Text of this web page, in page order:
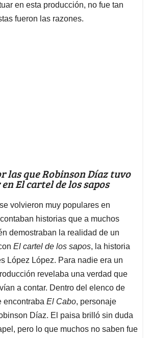
en esta producción, no fue tan
fueron las razones.
las que Robinson Díaz tuvo
El cartel de los sapos
volvieron muy populares en
historias que a muchos
demostraban la realidad de un
El cartel de los sapos, la historia
López López. Para nadie era un
revelaba una verdad que
a contar. Dentro del elenco de
encontraba El Cabo, personaje
Díaz. El paisa brilló sin duda
pero lo que muchos no saben fue